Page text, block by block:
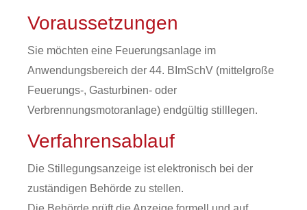
Voraussetzungen
Sie möchten eine Feuerungsanlage im
Anwendungsbereich der 44. BImSchV (mittelgroße
Feuerungs-, Gasturbinen- oder
Verbrennungsmotoranlage) endgültig stilllegen.
Verfahrensablauf
Die Stillegungsanzeige ist elektronisch bei der
zuständigen Behörde zu stellen.